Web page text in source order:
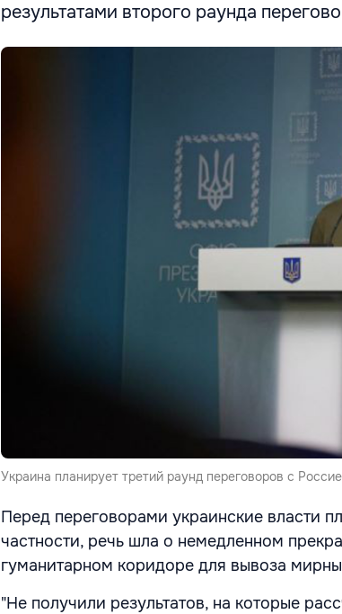
результатами второго раунда
Украина планирует третий раунд переговоров с
Перед переговорами украинские власти
частности, речь шла о немедленном
гуманитарном коридоре для вывоза
"Не получили результатов, на которые